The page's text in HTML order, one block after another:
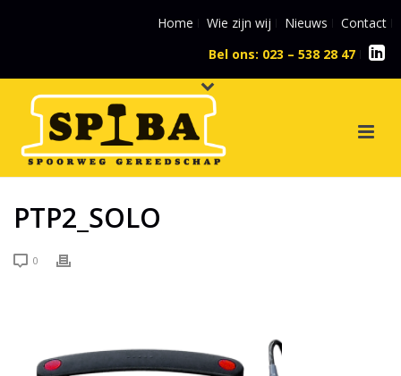
Home Wie zijn wij Nieuws
Contact
Bel ons: 023 – 538 28 47
PTP2_SOLO
0